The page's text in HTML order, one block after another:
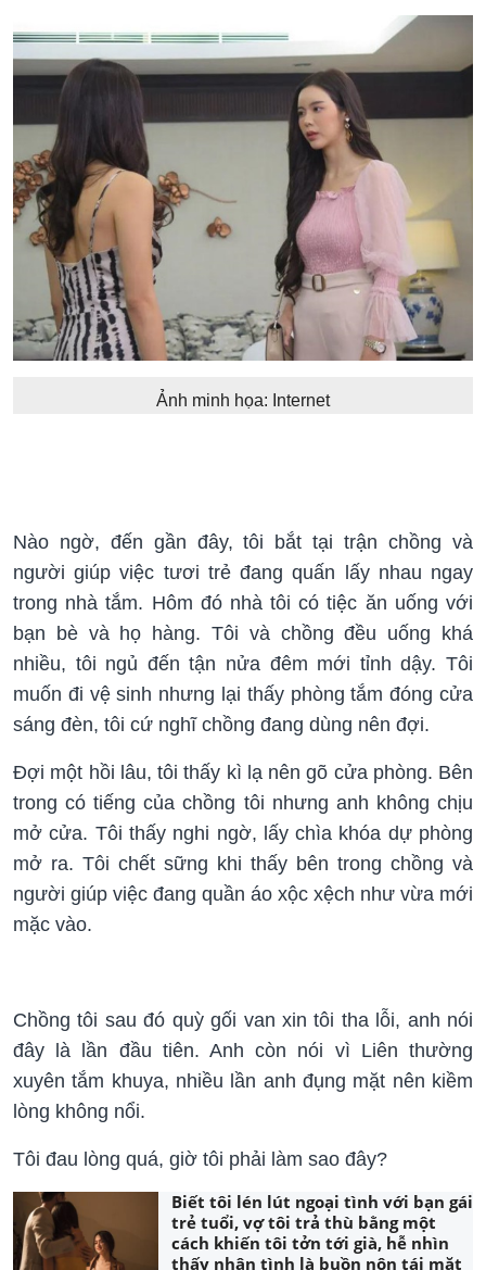
Ảnh minh họa: Internet
Nào ngờ, đến gần đây, tôi bắt tại trận chồng và
người giúp việc tươi trẻ đang quấn lấy nhau ngay
trong nhà tắm. Hôm đó nhà tôi có tiệc ăn uống với
bạn bè và họ hàng. Tôi và chồng đều uống khá
nhiều, tôi ngủ đến tận nửa đêm mới tỉnh dậy. Tôi
muốn đi vệ sinh nhưng lại thấy phòng tắm đóng cửa
sáng đèn, tôi cứ nghĩ chồng đang dùng nên đợi.
Đợi một hồi lâu, tôi thấy kì lạ nên gõ cửa phòng. Bên
trong có tiếng của chồng tôi nhưng anh không chịu
mở cửa. Tôi thấy nghi ngờ, lấy chìa khóa dự phòng
mở ra. Tôi chết sững khi thấy bên trong chồng và
người giúp việc đang quần áo xộc xệch như vừa mới
mặc vào.
Chồng tôi sau đó quỳ gối van xin tôi tha lỗi, anh nói
đây là lần đầu tiên. Anh còn nói vì Liên thường
xuyên tắm khuya, nhiều lần anh đụng mặt nên kiềm
lòng không nổi.
Tôi đau lòng quá, giờ tôi phải làm sao đây?
Biết tôi lén lút ngoại tình với bạn gái
trẻ tuổi, vợ tôi trả thù bằng một
cách khiến tôi tởn tới già, hễ nhìn
thấy nhân tình là buồn nôn tái mặt